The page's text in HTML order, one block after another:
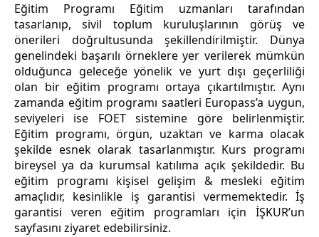
Eğitim Programı Eğitim uzmanları tarafından
tasarlanıp, sivil toplum kuruluşlarının görüş ve
önerileri doğrultusunda şekillendirilmiştir. Dünya
genelindeki başarılı örneklere yer verilerek mümkün
olduğunca geleceğe yönelik ve yurt dışı geçerliliği
olan bir eğitim programı ortaya çıkartılmıştır. Aynı
zamanda eğitim programı saatleri Europass’a uygun,
seviyeleri ise FOET sistemine göre belirlenmiştir.
Eğitim programı, örgün, uzaktan ve karma olacak
şekilde esnek olarak tasarlanmıştır. Kurs programı
bireysel ya da kurumsal katılıma açık şekildedir. Bu
eğitim programı kişisel gelişim & mesleki eğitim
amaçlıdır, kesinlikle iş garantisi vermemektedir. İş
garantisi veren eğitim programları için İŞKUR’un
sayfasını ziyaret edebilirsiniz.